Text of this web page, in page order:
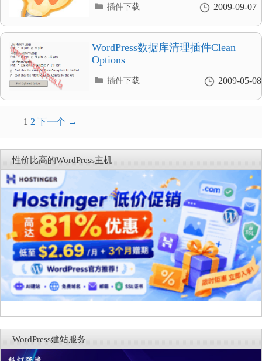
2009-09-07
分
录
插件下载
WordPress数据库清理插件Clean
Options
2009-05-08
分
插件下载
文
导
航
1 2 下一个 →
性价比高的WordPress主机
WordPress建站服务